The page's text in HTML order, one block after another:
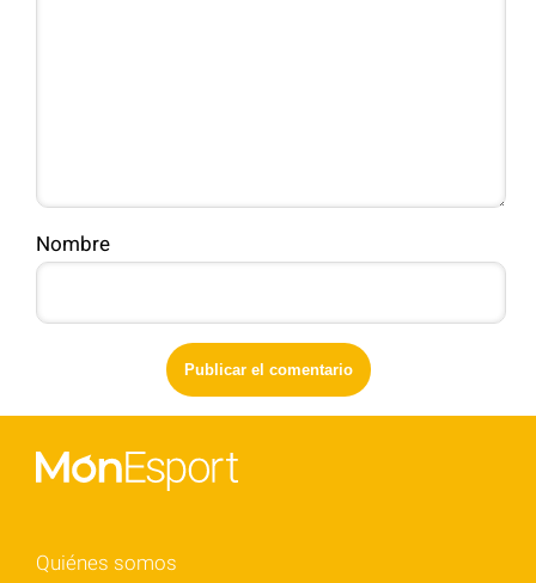
Nombre
Quiénes somos